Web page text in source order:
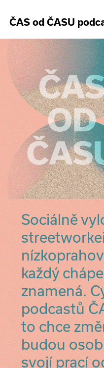
ČAS od ČASU
Sociálně
každý
znamená.
podcastů
to chce
budou
svojí prací